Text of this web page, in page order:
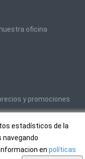
estadísticos de la
navegando
en políticas
oficina
y promociones